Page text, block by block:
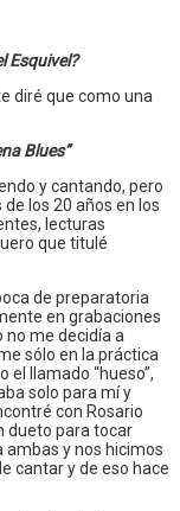
Esquivel?
diré que como una
Blues”
y cantando, pero
los 20 años en los
lecturas
que titulé
de preparatoria
en grabaciones
no me decidía a
sólo en la práctica
el llamado “hueso”,
solo para mí y
con Rosario
dueto para tocar
y nos hicimos
cantar y de eso hace